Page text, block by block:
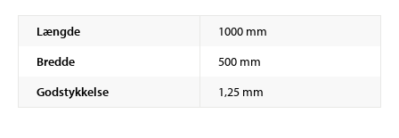
Længde
1000 mm
Bredde
500 mm
Godstykkelse
1,25 mm